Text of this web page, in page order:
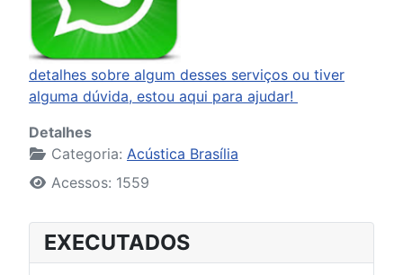
detalhes sobre algum desses serviços ou tiver
alguma dúvida, estou aqui para ajudar!
Detalhes
Categoria: Acústica Brasília
Acessos: 1559
EXECUTADOS